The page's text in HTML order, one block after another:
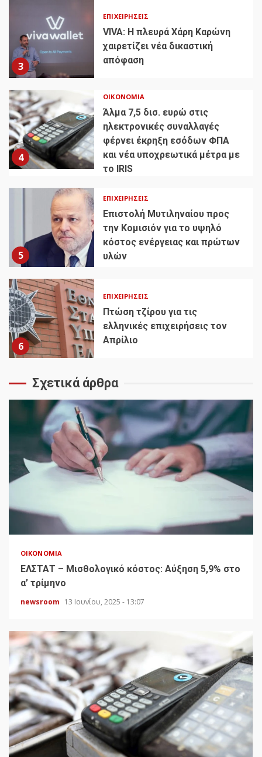
3
ΕΠΙΧΕΙΡΉΣΕΙΣ
VIVA: Η πλευρά Χάρη Καρώνη
χαιρετίζει νέα δικαστική
απόφαση
4
ΟΙΚΟΝΟΜΊΑ
Άλμα 7,5 δισ. ευρώ στις
ηλεκτρονικές συναλλαγές
φέρνει έκρηξη εσόδων ΦΠΑ
και νέα υποχρεωτικά μέτρα με
το IRIS
5
ΕΠΙΧΕΙΡΉΣΕΙΣ
Επιστολή Μυτιληναίου προς
την Κομισιόν για το υψηλό
κόστος ενέργειας και πρώτων
υλών
6
ΕΠΙΧΕΙΡΉΣΕΙΣ
Πτώση τζίρου για τις
ελληνικές επιχειρήσεις τον
Απρίλιο
Σχετικά άρθρα
ΟΙΚΟΝΟΜΊΑ
ΕΛΣΤΑΤ – Μισθολογικό κόστος: Αύξηση 5,9% στο
α’ τρίμηνο
newsroom 13 Ιουνίου, 2025 - 13:07